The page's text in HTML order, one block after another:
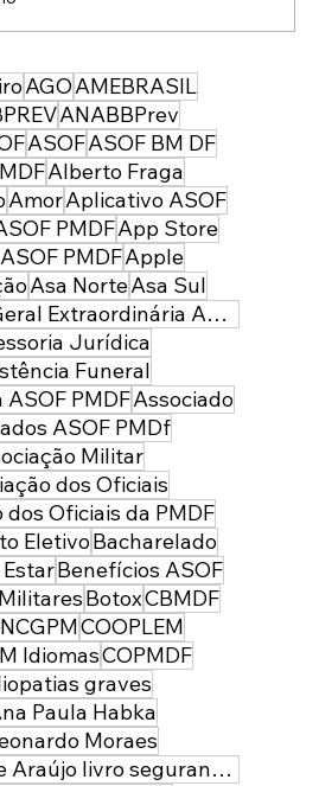
AGOAMEBRASIL
ANABBPrev
ASOFASOF BM DF
Alberto Fraga
AmorAplicativo ASOF
PMDFApp Store
PMDFApple
Asa NorteAsa Sul
Assembleia Geral Extraordinária ASOF PMDF
Jurídica
Funeral
PMDFAssociado
ASOF PMDf
Militar
dos Oficiais
dos Oficiais da PMDF
EletivoBacharelado
Benefícios ASOF
BotoxCBMDF
COOPLEM
IdiomasCOPMDF
graves
Paula Habka
Moraes
Cel Marcos de Araújo livro segurança pública
da sua entrada, temos
forte, moderna e
servir à sociedade:
militar feminina!